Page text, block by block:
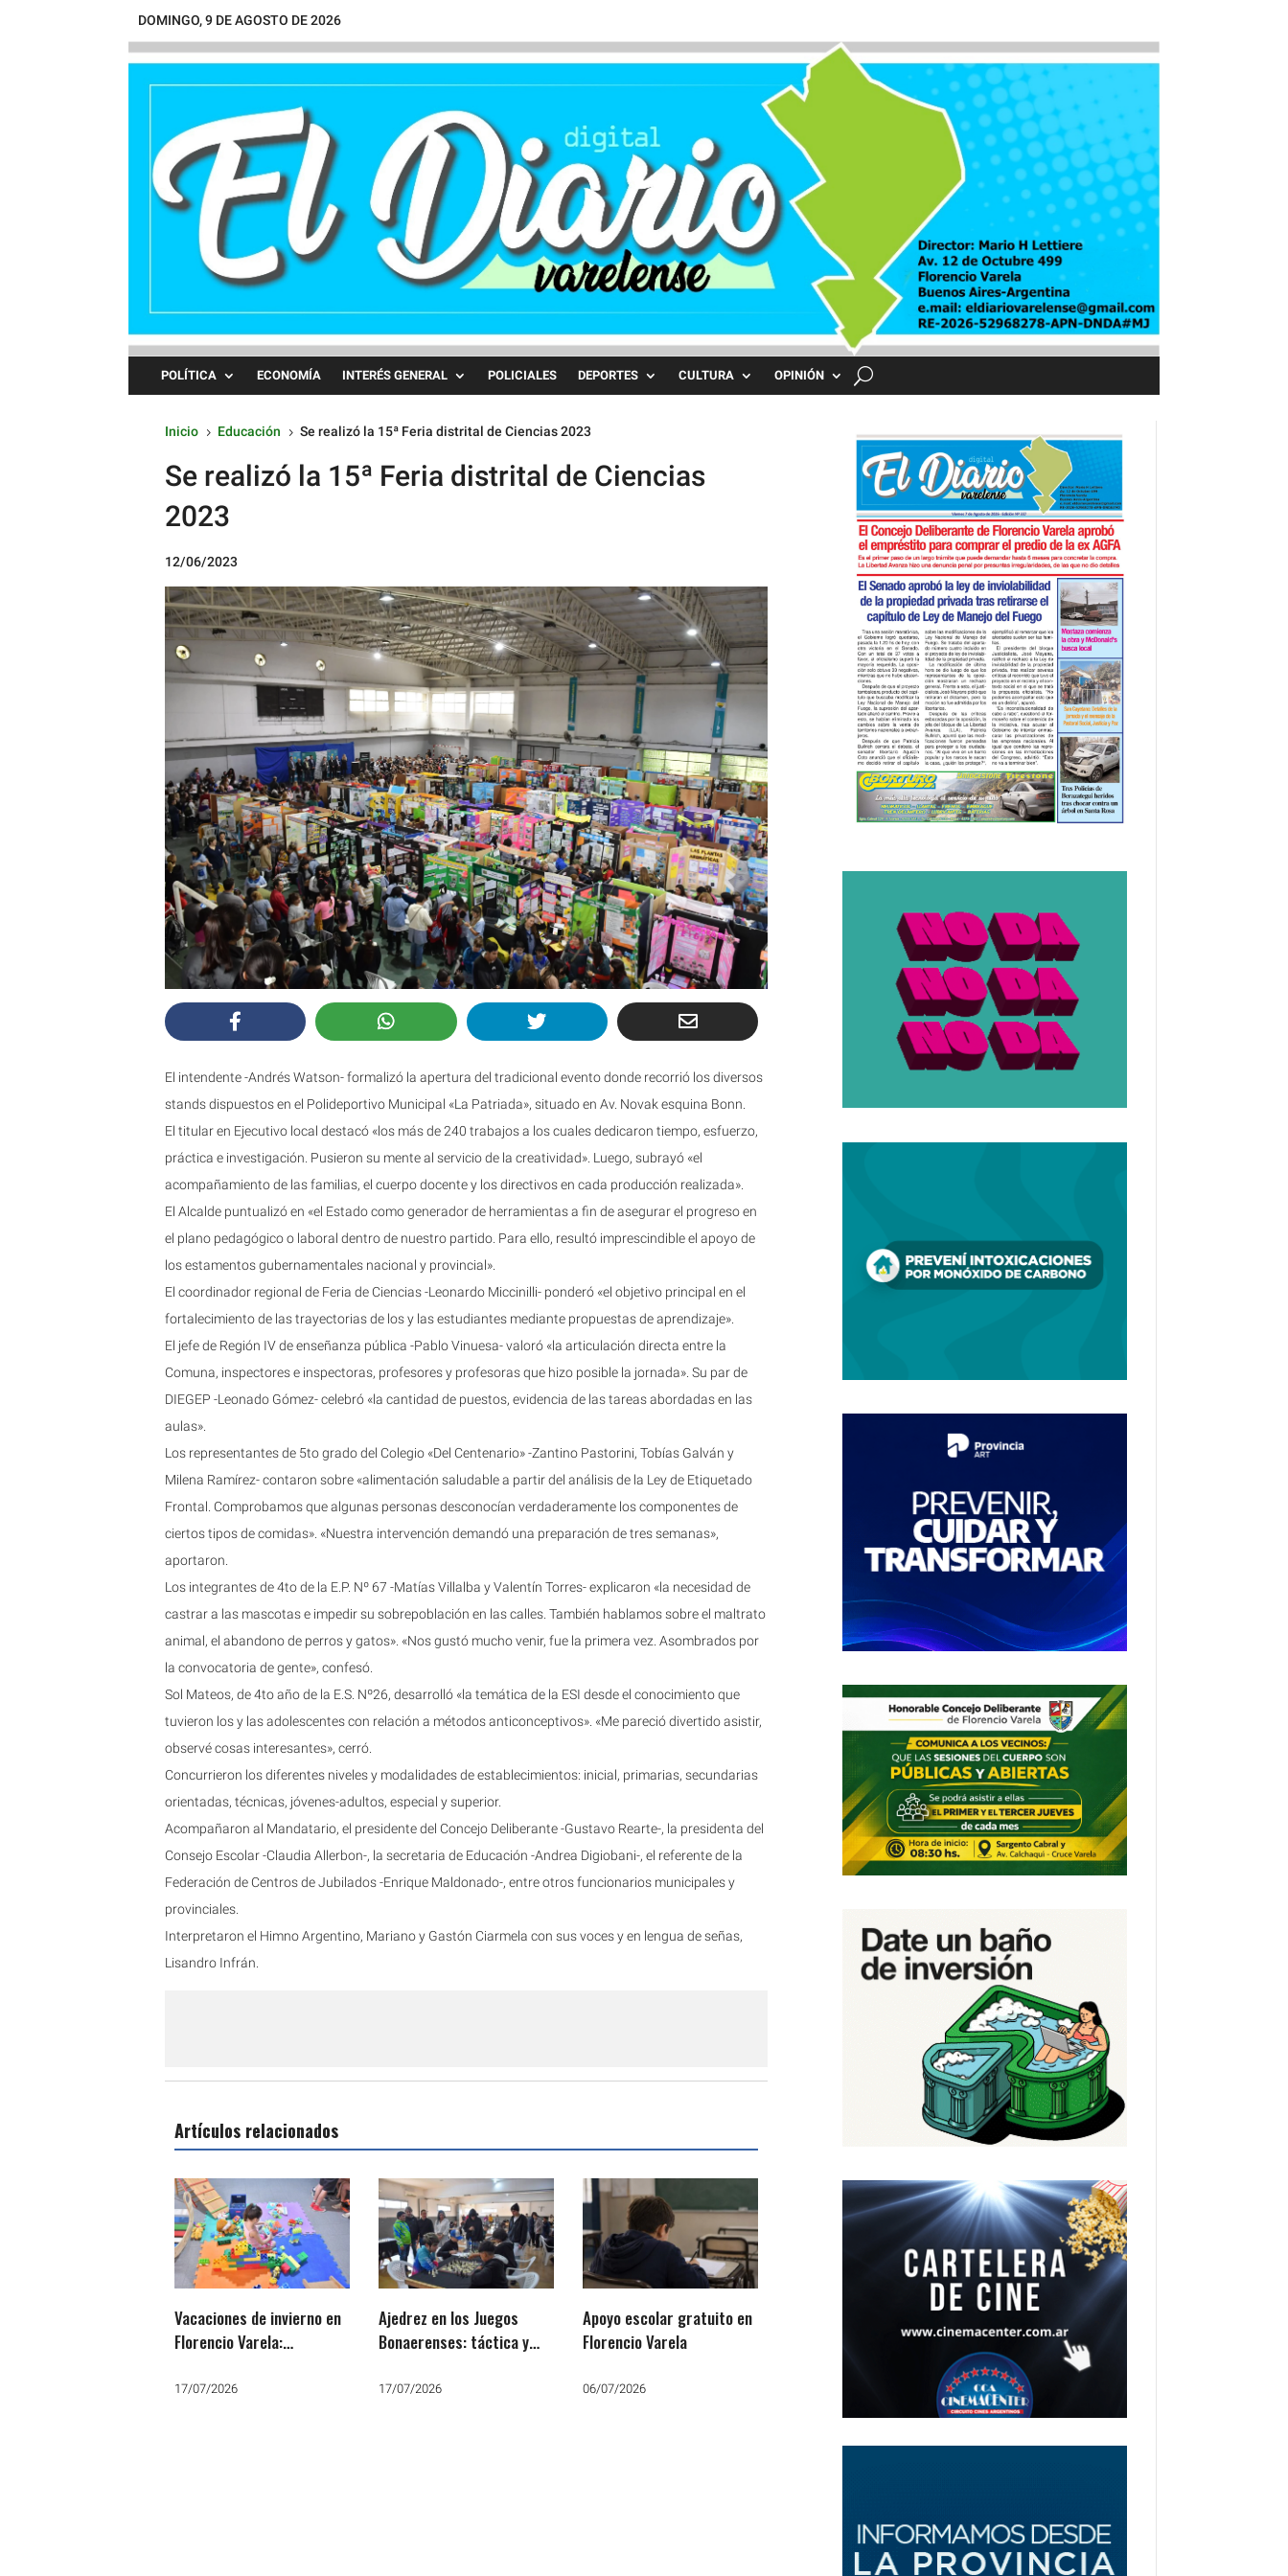
DOMINGO, 9 DE AGOSTO DE 2026
POLÍTICA ECONOMÍA INTERÉS GENERAL POLICIALES DEPORTES CULTURA OPINIÓN
Inicio 5 Educación 5 Se realizó la 15ª Feria distrital de Ciencias 2023
Se realizó la 15ª Feria distrital de Ciencias
2023
12/06/2023
El intendente -Andrés Watson- formalizó la apertura del tradicional evento donde recorrió los diversos
stands dispuestos en el Polideportivo Municipal «La Patriada», situado en Av. Novak esquina Bonn.
El titular en Ejecutivo local destacó «los más de 240 trabajos a los cuales dedicaron tiempo, esfuerzo,
práctica e investigación. Pusieron su mente al servicio de la creatividad». Luego, subrayó «el
acompañamiento de las familias, el cuerpo docente y los directivos en cada producción realizada».
El Alcalde puntualizó en «el Estado como generador de herramientas a fin de asegurar el progreso en
el plano pedagógico o laboral dentro de nuestro partido. Para ello, resultó imprescindible el apoyo de
los estamentos gubernamentales nacional y provincial».
El coordinador regional de Feria de Ciencias -Leonardo Miccinilli- ponderó «el objetivo principal en el
fortalecimiento de las trayectorias de los y las estudiantes mediante propuestas de aprendizaje».
El jefe de Región IV de enseñanza pública -Pablo Vinuesa- valoró «la articulación directa entre la
Comuna, inspectores e inspectoras, profesores y profesoras que hizo posible la jornada». Su par de
DIEGEP -Leonado Gómez- celebró «la cantidad de puestos, evidencia de las tareas abordadas en las
aulas».
Los representantes de 5to grado del Colegio «Del Centenario» -Zantino Pastorini, Tobías Galván y
Milena Ramírez- contaron sobre «alimentación saludable a partir del análisis de la Ley de Etiquetado
Frontal. Comprobamos que algunas personas desconocían verdaderamente los componentes de
ciertos tipos de comidas». «Nuestra intervención demandó una preparación de tres semanas»,
aportaron.
Los integrantes de 4to de la E.P. Nº 67 -Matías Villalba y Valentín Torres- explicaron «la necesidad de
castrar a las mascotas e impedir su sobrepoblación en las calles. También hablamos sobre el maltrato
animal, el abandono de perros y gatos». «Nos gustó mucho venir, fue la primera vez. Asombrados por
la convocatoria de gente», confesó.
Sol Mateos, de 4to año de la E.S. Nº26, desarrolló «la temática de la ESI desde el conocimiento que
tuvieron los y las adolescentes con relación a métodos anticonceptivos». «Me pareció divertido asistir,
observé cosas interesantes», cerró.
Concurrieron los diferentes niveles y modalidades de establecimientos: inicial, primarias, secundarias
orientadas, técnicas, jóvenes-adultos, especial y superior.
Acompañaron al Mandatario, el presidente del Concejo Deliberante -Gustavo Rearte-, la presidenta del
Consejo Escolar -Claudia Allerbon-, la secretaria de Educación -Andrea Digiobani-, el referente de la
Federación de Centros de Jubilados -Enrique Maldonado-, entre otros funcionarios municipales y
provinciales.
Interpretaron el Himno Argentino, Mariano y Gastón Ciarmela con sus voces y en lengua de señas,
Lisandro Infrán.
Artículos relacionados
Vacaciones de invierno en
Florencio Varela:
educativos gratuitos
17/07/2026
Ajedrez en los Juegos
Bonaerenses: táctica y
la próxima etapa
17/07/2026
Apoyo escolar gratuito en
Florencio Varela
06/07/2026